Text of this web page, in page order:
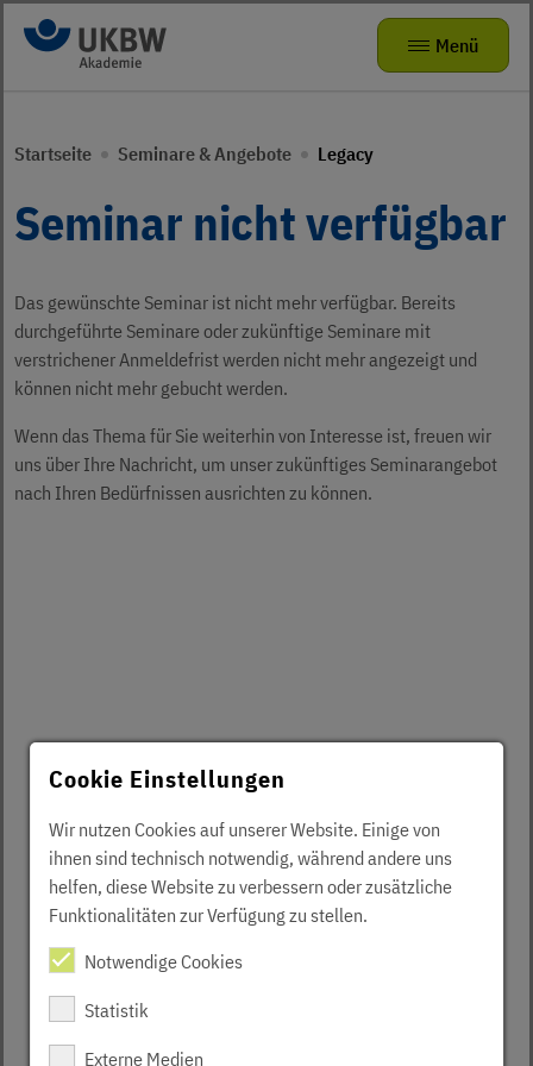
Zur Navigation
Zum Hauptinhalt
Das kleine Zebra
Radhelden at School
Verkehrsparcours für KIDS
Präventionstheater
Kamishibai
Risikodrom Straßenunterhaltungsdienst
Über uns
Die Akademie
Seminarvorschlag
Karriere
Jobs
ukbw.de
leichte Sprache
Menü
Startseite Seminare & Angebote Legacy
Seminar nicht verfügbar
Das gewünschte Seminar ist nicht mehr verfügbar. Bereits
durchgeführte Seminare oder zukünftige Seminare mit
verstrichener Anmeldefrist werden nicht mehr angezeigt und
können nicht mehr gebucht werden.
Wenn das Thema für Sie weiterhin von Interesse ist, freuen wir
uns über Ihre Nachricht, um unser zukünftiges Seminarangebot
nach Ihren Bedürfnissen ausrichten zu können.
Cookie Einstellungen
Wir nutzen Cookies auf unserer Website. Einige von
ihnen sind technisch notwendig, während andere uns
helfen, diese Website zu verbessern oder zusätzliche
Funktionalitäten zur Verfügung zu stellen.
Notwendige Cookies
Statistik
Externe Medien